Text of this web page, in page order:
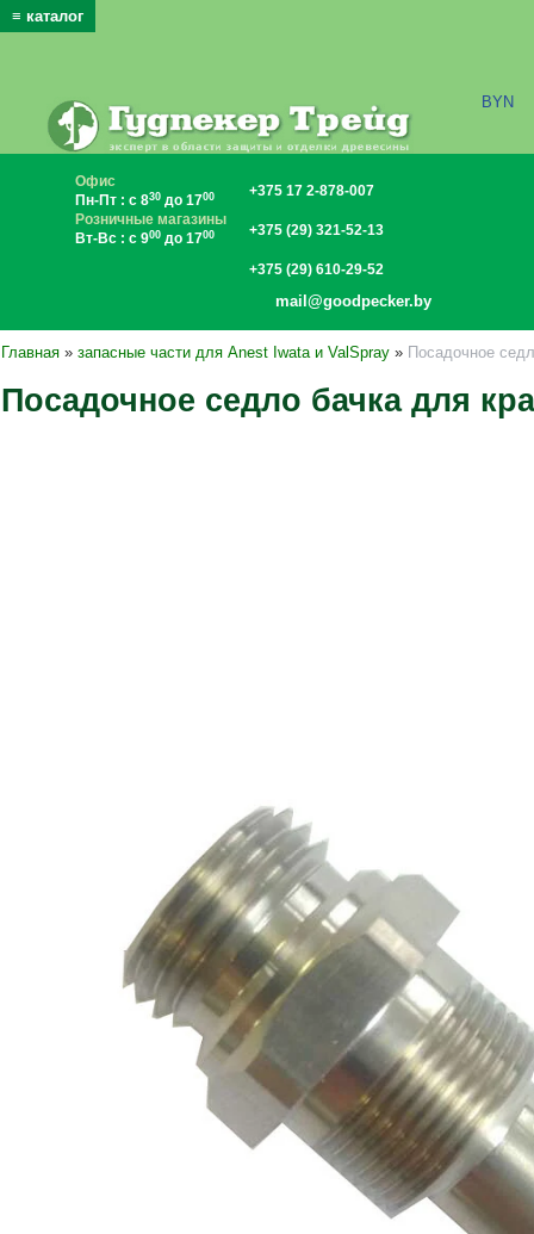
x
≡ каталог
BYN
Офис
Пн-Пт : с 830 до 1700
Розничные магазины
Вт-Вс : с 900 до 1700
+375 17 2-878-007
+375 (29) 321-52-13
+375 (29) 610-29-52
mail@goodpecker.by
Главная » запасные части для Anest Iwata и ValSpray » Посадочное
Посадочное седло бачка для